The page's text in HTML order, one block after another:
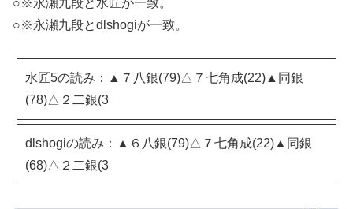
○※永瀬九段とdlshogiが一致。
水匠5の読み：▲７八銀(79)△７七角成(22)▲同銀
(78)△２二銀(3
dlshogiの読み：▲６八銀(79)△７七角成(22)▲同銀
(68)△２二銀(3